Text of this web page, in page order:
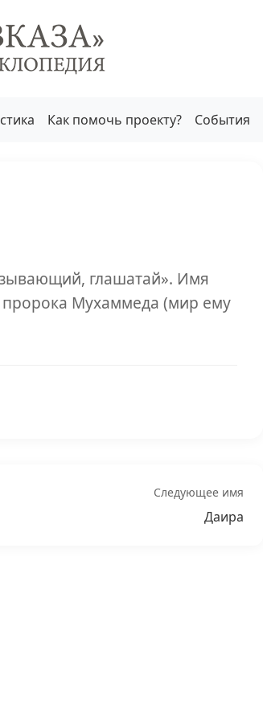
Как помочь проекту? События
глашатай». Имя
пророка Мухаммеда (мир ему
Следующее имя
Даира